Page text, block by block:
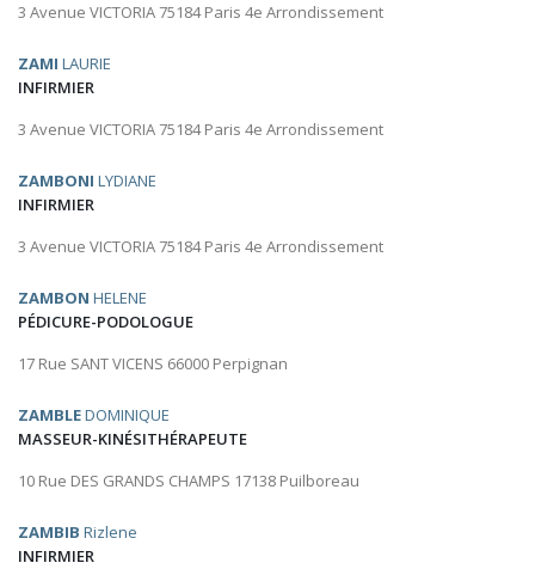
3 Avenue VICTORIA 75184 Paris 4e Arrondissement
ZAMI LAURIE
INFIRMIER
3 Avenue VICTORIA 75184 Paris 4e Arrondissement
ZAMBONI LYDIANE
INFIRMIER
3 Avenue VICTORIA 75184 Paris 4e Arrondissement
ZAMBON HELENE
PÉDICURE-PODOLOGUE
17 Rue SANT VICENS 66000 Perpignan
ZAMBLEDOMINIQUE
MASSEUR-KINÉSITHÉRAPEUTE
10 Rue DES GRANDS CHAMPS 17138 Puilboreau
ZAMBIB Rizlene
INFIRMIER